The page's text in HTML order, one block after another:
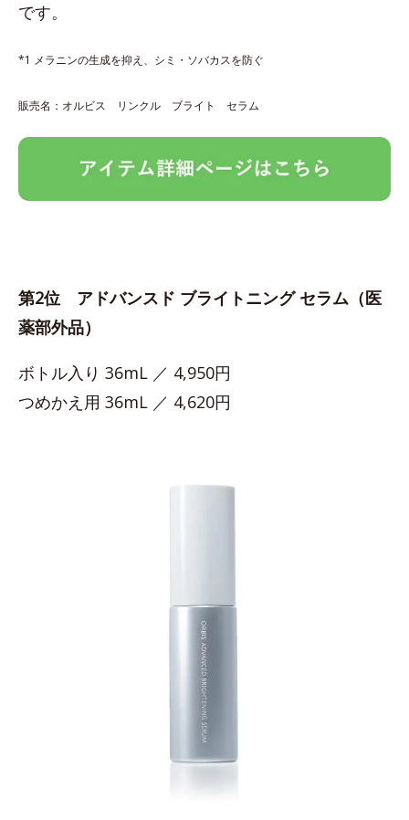
です。
*1 メラニンの生成を抑え、シミ・ソバカスを防ぐ
販売名：オルビス リンクル ブライト セラム
第2位 アドバンスド ブライトニング セラム（医
薬部外品）
ボトル入り 36mL ／ 4,950円
つめかえ用 36mL ／ 4,620円